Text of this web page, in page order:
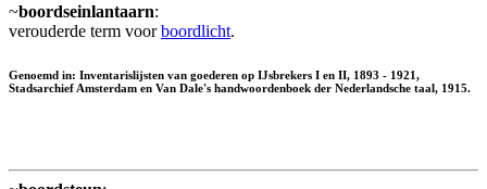
~boordseinlantaarn:
verouderde term voorboordlicht.
Genoemd in: Inventarislijsten van goederen op IJsbrekers I en II, 1893 - 1921,
Stadsarchief Amsterdam en Van Dale's handwoordenboek der Nederlandsche taal, 1915.